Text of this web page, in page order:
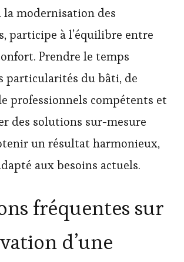
modernisation des
participe à l’équilibre entre
Prendre le temps
particularités du bâti, de
professionnels compétents et
des solutions sur-mesure
un résultat harmonieux,
aux besoins actuels.
fréquentes sur
d’une